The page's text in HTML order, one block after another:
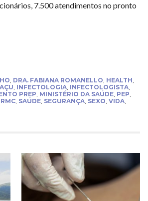
7.500 atendimentos no pronto
, DRA. FABIANA ROMANELLO, HEALTH,
, INFECTOLOGIA, INFECTOLOGISTA,
PREP, MINISTÉRIO DA SAÚDE, PEP,
, SAÚDE, SEGURANÇA, SEXO, VIDA,